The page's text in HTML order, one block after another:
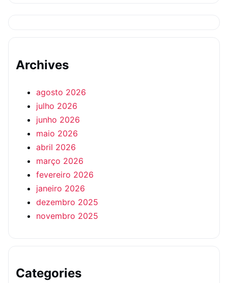
Archives
agosto 2026
julho 2026
junho 2026
maio 2026
abril 2026
março 2026
fevereiro 2026
janeiro 2026
dezembro 2025
novembro 2025
Categories